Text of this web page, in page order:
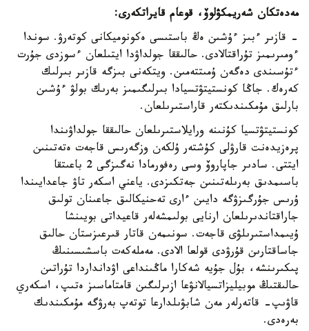
مەدەتكان شەريمكۋلوۆ، قوعام قايراتكەرى:
- قازىر ءبىز ءۇشىن ەڭ باستىسى ەكونوميكانى كوتەرۋ. سوندا
ءومىرىمىز تۇراقتالادى. حالىققا جولداۋدا ايتىلعان ءسوزدى جۇرت
ءتۇسىندى دەگەن ۇمىتتەمىن. ويتكەنى بىزگە قازىر بىرلىك
كەرەك. جاڭا كونستيتۋتسيادا بىرلىگىمىز بەرىك بولۋ ءۇشىن
بارلىق مۇمكىندىكتەر قاراستىرىلعان.
كونستيتۋتسيا كۇنىنە ورايلاستىرىلعان حالىققا جولداۋىندا
پرەزيدەنت قارۋلى كۇشتەر ۇلكەن وزگەرىس قاجەت ەتەتىنىن
ايتتى. سادىر جاپاروۆ وسى رەفورمادا نەگىزگى 2 باعىتقا
باسىمدىق بەرىلەتىنىن جەتكىزدى. ياعني اسكەر تاۋ جاعدايىندا
ۇرىس جۇرگىزۋگە دايىن ءارى تەحنيكالىق جاعىنان تولىق
جاراقتاندىرىلعان ارنايى بولىمشەلەر قاعيداتى بويىنشا
ۇيىمداستىرىلۋى قاجەت. سونىمەن قاتار قىرعىزستان حالىق
جاساقتارىن قۇرۋدى قولعا الادى. مەملەكەت باسشىسىنىڭ
پىكىرىنشە، بۇل جۇيە شەكارا ماڭىنداعى اۋدانداردا تۇراتىن
حالىقتىڭ موبيليزاتسيالانۋعا ازىرلىگىن قامتاماسىز ەتىپ، اسكەري
قاۋىپ- قاتەرلەر مەن شابۋىلدارعا توتەپ بەرۋگە مۇمكىندىك
بەرەدى.